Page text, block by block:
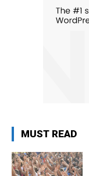
MUST READ